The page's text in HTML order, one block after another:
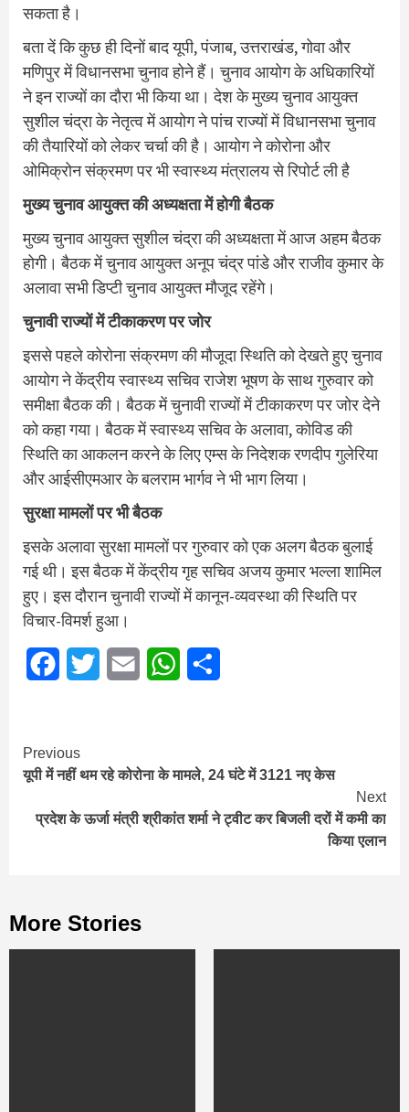
सकता है।
बता दें कि कुछ ही दिनों बाद यूपी, पंजाब, उत्तराखंड, गोवा और
मणिपुर में विधानसभा चुनाव होने हैं। चुनाव आयोग के अधिकारियों
ने इन राज्यों का दौरा भी किया था। देश के मुख्य चुनाव आयुक्त
सुशील चंद्रा के नेतृत्व में आयोग ने पांच राज्यों में विधानसभा चुनाव
की तैयारियों को लेकर चर्चा की है। आयोग ने कोरोना और
ओमिक्रोन संक्रमण पर भी स्वास्थ्य मंत्रालय से रिपोर्ट ली है
मुख्य चुनाव आयुक्त की अध्यक्षता में होगी बैठक
मुख्य चुनाव आयुक्त सुशील चंद्रा की अध्यक्षता में आज अहम बैठक
होगी। बैठक में चुनाव आयुक्त अनूप चंद्र पांडे और राजीव कुमार के
अलावा सभी डिप्टी चुनाव आयुक्त मौजूद रहेंगे।
चुनावी राज्यों में टीकाकरण पर जोर
इससे पहले कोरोना संक्रमण की मौजूदा स्थिति को देखते हुए चुनाव
आयोग ने केंद्रीय स्वास्थ्य सचिव राजेश भूषण के साथ गुरुवार को
समीक्षा बैठक की। बैठक में चुनावी राज्यों में टीकाकरण पर जोर देने
को कहा गया। बैठक में स्वास्थ्य सचिव के अलावा, कोविड की
स्थिति का आकलन करने के लिए एम्स के निदेशक रणदीप गुलेरिया
और आईसीएमआर के बलराम भार्गव ने भी भाग लिया।
सुरक्षा मामलों पर भी बैठक
इसके अलावा सुरक्षा मामलों पर गुरुवार को एक अलग बैठक बुलाई
गई थी। इस बैठक में केंद्रीय गृह सचिव अजय कुमार भल्ला शामिल
हुए। इस दौरान चुनावी राज्यों में कानून-व्यवस्था की स्थिति पर
विचार-विमर्श हुआ।
FacebookTwitter Email WhatsApp
Continue
Reading
Previous
यूपी में नहीं थम रहे कोरोना के मामले, 24 घंटे में 3121 नए केस
Next
प्रदेश के ऊर्जा मंत्री श्रीकांत शर्मा ने ट्वीट कर बिजली दरों में कमी का
किया एलान
More Stories